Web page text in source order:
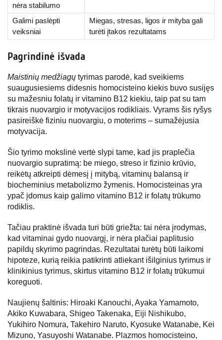
nėra stabilumo
Galimi paslėpti
veiksniai
Miegas, stresas, ligos ir mityba gali
turėti įtakos rezultatams
Pagrindinė išvada
Maistinių medžiagų tyrimas parodė, kad sveikiems
suaugusiesiems didesnis homocisteino kiekis buvo susijęs
su mažesniu folatų ir vitamino B12 kiekiu, taip pat su tam
tikrais nuovargio ir motyvacijos rodikliais. Vyrams šis ryšys
pasireiškė fiziniu nuovargiu, o moterims – sumažėjusia
motyvacija.
Šio tyrimo mokslinė vertė slypi tame, kad jis praplečia
nuovargio supratimą: be miego, streso ir fizinio krūvio,
reikėtų atkreipti dėmesį į mitybą, vitaminų balansą ir
biocheminius metabolizmo žymenis. Homocisteinas yra
ypač įdomus kaip galimo vitamino B12 ir folatų trūkumo
rodiklis.
Tačiau praktinė išvada turi būti griežta: tai nėra įrodymas,
kad vitaminai gydo nuovargį, ir nėra plačiai paplitusio
papildų skyrimo pagrindas. Rezultatai turėtų būti laikomi
hipoteze, kurią reikia patikrinti atliekant išilginius tyrimus ir
klinikinius tyrimus, skirtus vitamino B12 ir folatų trūkumui
koreguoti.
Naujienų šaltinis: Hiroaki Kanouchi, Ayaka Yamamoto,
Akiko Kuwabara, Shigeo Takenaka, Eiji Nishikubo,
Yukihiro Nomura, Takehiro Naruto, Kyosuke Watanabe, Kei
Mizuno, Yasuyoshi Watanabe. Plazmos homocisteino,